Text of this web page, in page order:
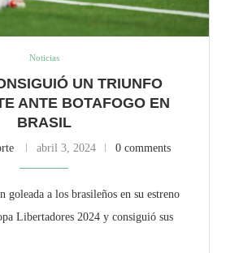
Noticias
UN TRIUNFO
ANTE BOTAFOGO EN
BRASIL
abril 3, 2024 0 comments
goleada a los brasileños en su estreno
Libertadores 2024 y consiguió sus